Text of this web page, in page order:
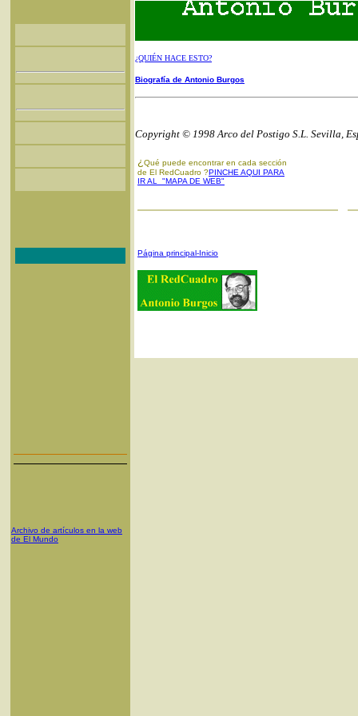
Archivo de artículos en la web
de El Mundo
¿QUIÉN HACE ESTO?
Biografía de Antonio Burgos
Copyright © 1998 Arco del Postigo S.L. Sevilla,
¿ Qué puede encontrar en cada sección
de El RedCuadro ?PINCHE AQUI PARA
IR AL "MAPA DE WEB"
Página principal-Inicio